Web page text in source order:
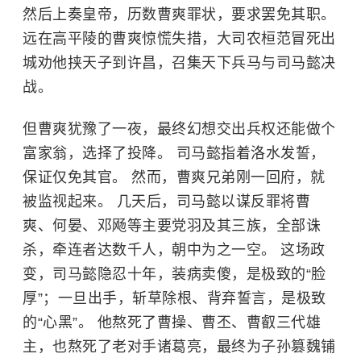
然后上奏皇帝，历数曹爽罪状，要求罢免其职。
远在高平陵的曹爽惊慌失措，大司农桓范冒死出
城劝他挟天子到许昌，召集天下兵马与司马懿决
战。
但曹爽犹豫了一夜，最终幻想交出兵权还能做个
富家翁，选择了投降。 司马懿指着洛水发誓，
保证仅免其官。 然而，曹爽兄弟刚一回府，就
被监视起来。 几天后，司马懿以谋反罪将曹
爽、何晏、邓飏等主要党羽及其三族，全部诛
杀，牵连者达数千人，朝中为之一空。 这场政
变，司马懿隐忍十年，装病卖傻，是极致的“脸
厚”；一旦出手，斩草除根、背弃誓言，是极致
的“心黑”。 他熬死了曹操、曹丕、曹叡三代雄
主，也熬死了老对手诸葛亮，最终为子孙篡魏铺